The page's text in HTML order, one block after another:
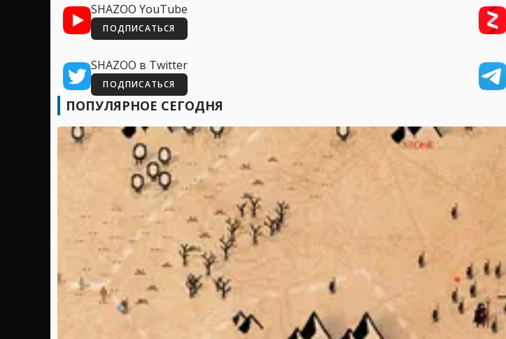
SHAZOO YouTube
ПОДПИСАТЬСЯ
SHAZOO в Twitter
ПОДПИСАТЬСЯ
ПОПУЛЯРНОЕ СЕГОДНЯ